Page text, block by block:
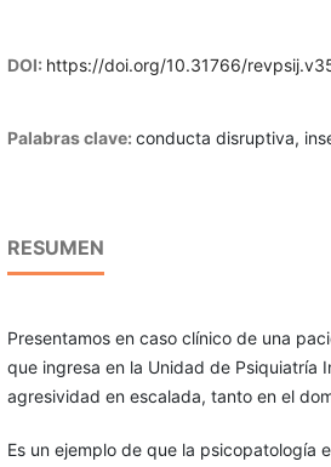
DOI: https://doi.org/10.31766/
Palabras clave: conducta disruptiva,
RESUMEN
Presentamos en caso clínico de una
que ingresa en la Unidad de
agresividad en escalada, tanto en el
Es un ejemplo de que la psicopatología